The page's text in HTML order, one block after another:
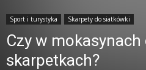
Sport i turystyka Skarpety do siatkówki
Czy w
skarpetkach?